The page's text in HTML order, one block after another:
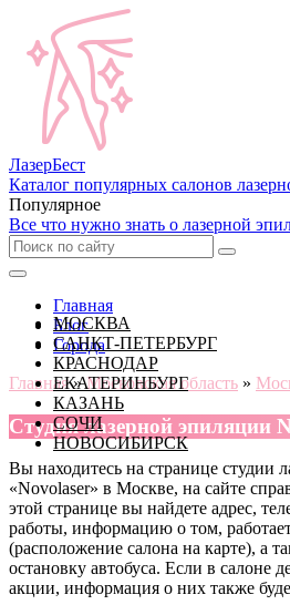
ЛазерБест
Каталог популярных салонов
Популярное
Все что нужно знать о лазерной
МОСКВА
САНКТ-ПЕТЕРБУРГ
КРАСНОДАР
ЕКАТЕРИНБУРГ
КАЗАНЬ
СОЧИ
НОВОСИБИРСК
Главная
Блог
Города
Главная » Московская область »
Cтудия лазерной эпиляции
Вы находитесь на странице студии
«Novolaser» в Москве, на сайте
этой странице вы найдете адрес,
работы, информацию о том,
(расположение салона на карте), а
остановку автобуса. Если в салоне
акции, информация о них также